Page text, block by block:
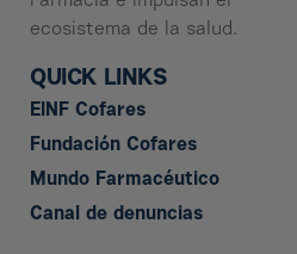
ecosistema de la salud.
QUICK LINKS
EINF Cofares
Fundación Cofares
Mundo Farmacéutico
Canal de denuncias